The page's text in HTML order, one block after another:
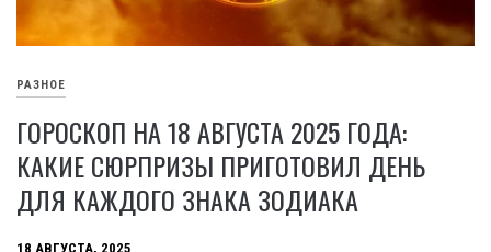
РАЗНОЕ
ГОРОСКОП НА 18 АВГУСТА 2025 ГОДА:
КАКИЕ СЮРПРИЗЫ ПРИГОТОВИЛ ДЕНЬ
ДЛЯ КАЖДОГО ЗНАКА ЗОДИАКА
18 АВГУСТА, 2025